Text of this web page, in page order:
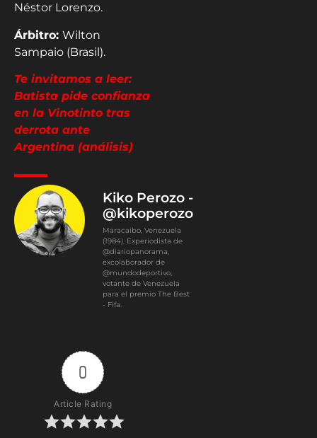
Néstor Lorenzo.
Árbitro: Wilton
Sampaio (Brasil).
Te invitamos a leer:
Batista pide confianza
en la Vinotinto tras
derrota ante
Argentina (análisis)
Kiko Perozo -
@kikoperozo
Maracaibo, Venezuela
(1984). Experiodista de
@diariopanorama,
excolaborador de
@mundodeportivo,
votante de Venezuela
para el premio The Best
- Fifa.
0
Article Rating